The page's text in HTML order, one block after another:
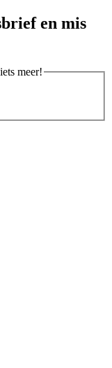
en mis
meer!